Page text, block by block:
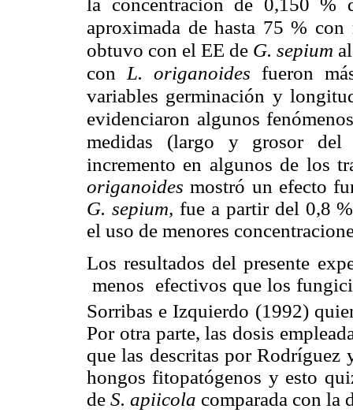
aproximada de hasta 75 %
obtuvo con el EE de G. sepium
con L. origanoides fueron
variables germinación y
evidenciaron algunos
medidas (largo y grosor
incremento en algunos de los
origanoides mostró un efecto
G. sepium, fue a partir del 0,8
el uso de menores
Los resultados del presente
menos efectivos que los
Sorribas e Izquierdo (1992)
Por otra parte, las dosis
que las descritas por Rodríguez
hongos fitopatógenos y esto
de S. apiicola comparada con la